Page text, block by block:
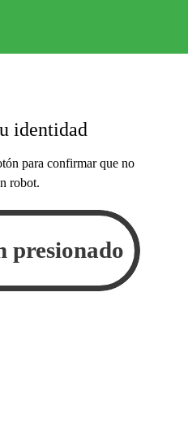
identidad
para confirmar que no
robot.